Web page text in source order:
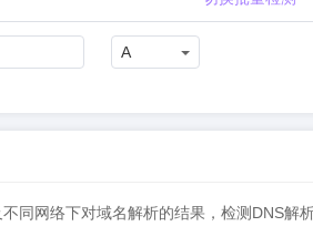
A
同网络下对域名解析的结果，检测DNS解